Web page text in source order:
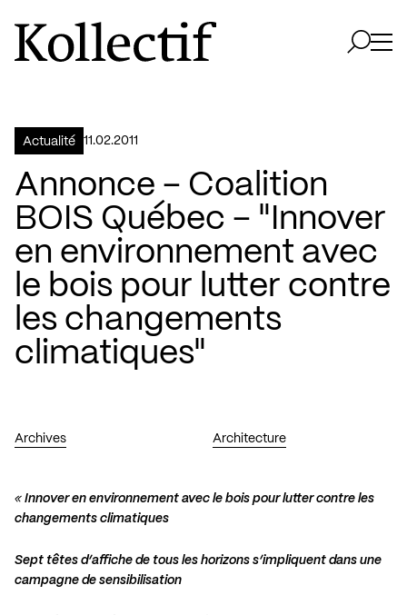
Aller à la page d'accueil
Logo Kollectif
Actualité 11.02.2011
Annonce – Coalition
BOIS Québec – "Innover
en environnement avec
le bois pour lutter contre
les changements
climatiques"
Archives Architecture
« Innover en environnement avec le bois pour lutter contre les
changements climatiques
Sept têtes d’affiche de tous les horizons s’impliquent dans une
campagne de sensibilisation